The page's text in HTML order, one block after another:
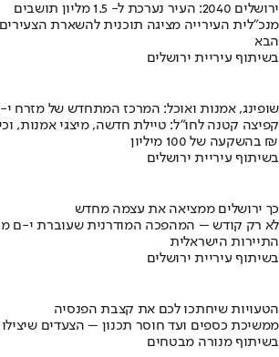
ירושלים 2040: העיר נערכת ל- 1.5 מליון תושבים
מנכ"לית העירייה מציגה תוכנית להשארת
הבא
בשיתוף עיריית ירושלים
שופינג, אמנות ואוכל: המרכז המתחדש של מזרח
קפיצה קטנה לחו"ל: טיילת חדשה, מיצגי אמנות,
בהשקעה של 100 מיליון ₪
בשיתוף עיריית ירושלים
כך ירושלים ממציאה את עצמה מחדש
לא רק קודש – המהפכה המודרנית שעוברת י-ם
התיירות הישראלית
בשיתוף עיריית ירושלים
הטעויות שיחתכו לכם את קצבת הפנסיה
ממשיכת כספים ועד חוסר תכנון – הצעדים
בשיתוף מנורה מבטחים